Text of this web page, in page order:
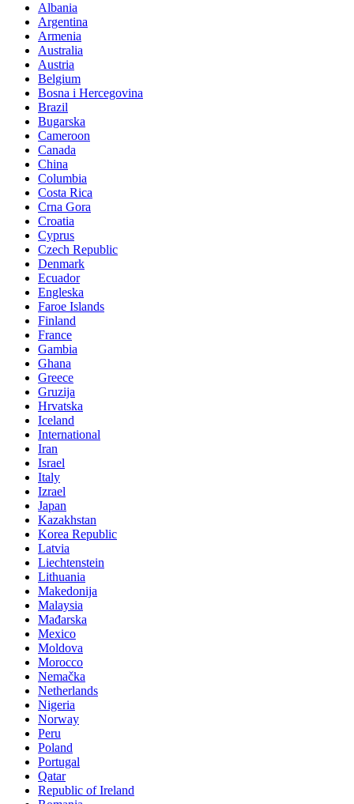
Albania
Argentina
Armenia
Australia
Austria
Belgium
Bosna i Hercegovina
Brazil
Bugarska
Cameroon
Canada
China
Columbia
Costa Rica
Crna Gora
Croatia
Cyprus
Czech Republic
Denmark
Ecuador
Engleska
Faroe Islands
Finland
France
Gambia
Ghana
Greece
Gruzija
Hrvatska
Iceland
International
Iran
Israel
Italy
Izrael
Japan
Kazakhstan
Korea Republic
Latvia
Liechtenstein
Lithuania
Makedonija
Malaysia
Mađarska
Mexico
Moldova
Morocco
Nemačka
Netherlands
Nigeria
Norway
Peru
Poland
Portugal
Qatar
Republic of Ireland